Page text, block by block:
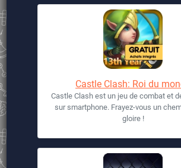
Castle Clash: Roi du
Castle Clash est un jeu de combat et
sur smartphone. Frayez-vous un
gloire !